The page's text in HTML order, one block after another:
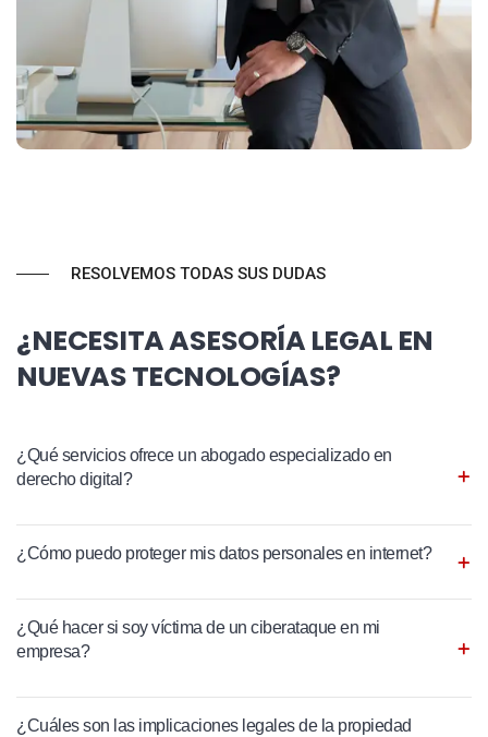
RESOLVEMOS TODAS SUS DUDAS
¿NECESITA ASESORÍA LEGAL EN
NUEVAS TECNOLOGÍAS?
¿Qué servicios ofrece un abogado especializado en
derecho digital?
¿Cómo puedo proteger mis datos personales en internet?
¿Qué hacer si soy víctima de un ciberataque en mi
empresa?
¿Cuáles son las implicaciones legales de la propiedad